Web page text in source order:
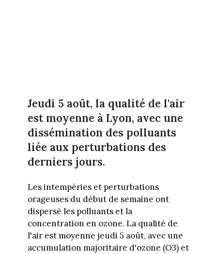
Jeudi 5 août, la qualité de l'air
est moyenne à Lyon, avec une
dissémination des polluants
liée aux perturbations des
derniers jours.
Les intempéries et perturbations
orageuses du début de semaine ont
dispersé les polluants et la
concentration en ozone. La qualité de
l'air est moyenne jeudi 5 août, avec une
accumulation majoritaire d'ozone (O3) et